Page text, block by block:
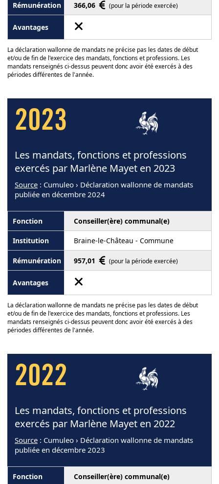
366,06 (pour la période exercée)
La déclaration wallonne de mandats ne précise pas les dates de début
et/ou de fin de l'exercice des mandats, fonctions et professions. Les
mandats renseignés ci-dessus peuvent donc avoir été exercés à des
périodes différentes de l'année.
2023
Les mandats, fonctions et professions
exercés par Marlène Mayet en 2023
Source : Cumuleo › Déclaration wallonne de mandats
publiée en décembre 2024
Conseiller(ère) communal(e)
Braine-le-Château - Commune
957,01 (pour la période exercée)
La déclaration wallonne de mandats ne précise pas les dates de début
et/ou de fin de l'exercice des mandats, fonctions et professions. Les
mandats renseignés ci-dessus peuvent donc avoir été exercés à des
périodes différentes de l'année.
2022
Les mandats, fonctions et professions
exercés par Marlène Mayet en 2022
Source : Cumuleo › Déclaration wallonne de mandats
publiée en décembre 2023
Conseiller(ère) communal(e)